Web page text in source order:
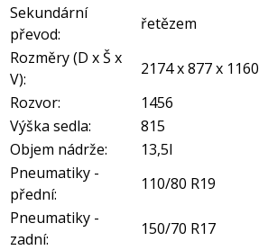
Sekundární
převod:
řetězem
Rozměry (D x Š x
V):
2174 x 877 x 1160
Rozvor:
1456
Výška sedla:
815
Objem nádrže:
13,5l
Pneumatiky -
přední:
110/80 R19
Pneumatiky -
zadní:
150/70 R17